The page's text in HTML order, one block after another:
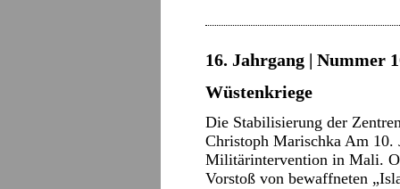
16. Jahrgang | Nummer
Wüstenkriege
Die Stabilisierung der
Christoph Marischka Am 10.
Militärintervention in Mali.
Vorstoß von bewaffneten